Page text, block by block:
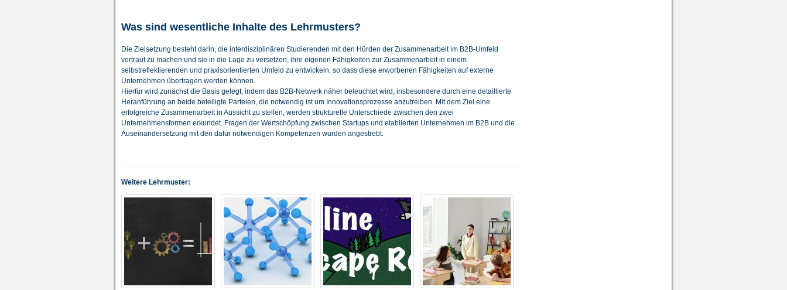
Was sind wesentliche Inhalte des Lehrmusters?
Die Zielsetzung besteht darin, die interdisziplinären Studierenden mit den Hürden der Zusammenarbeit im B2B-Umfeld
vertraut zu machen und sie in die Lage zu versetzen, ihre eigenen Fähigkeiten zur Zusammenarbeit in einem
selbstreflektierenden und praxisorientierten Umfeld zu entwickeln, so dass diese erworbenen Fähigkeiten auf externe
Unternehmen übertragen werden können.
Hierfür wird zunächst die Basis gelegt, indem das B2B-Netwerk näher beleuchtet wird, insbesondere durch eine detaillierte
Heranführung an beide beteiligte Parteien, die notwendig ist um Innovationsprozesse anzutreiben. Mit dem Ziel eine
erfolgreiche Zusammenarbeit in Aussicht zu stellen, werden strukturelle Unterschiede zwischen den zwei
Unternehmensformen erkundet. Fragen der Wertschöpfung zwischen Startups und etablierten Unternehmen im B2B und die
Auseinandersetzung mit den dafür notwendigen Kompetenzen wurden angestrebt.
Weitere Lehrmuster: